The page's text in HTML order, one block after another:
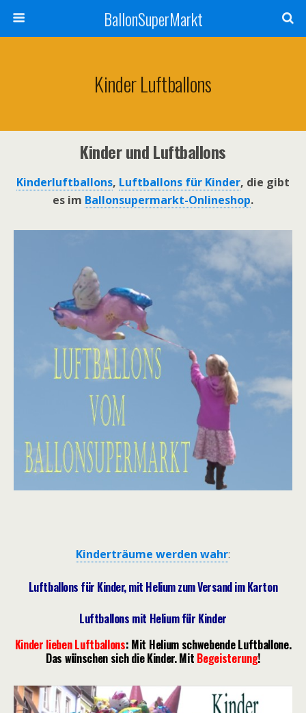
BallonSuperMarkt
Kinder Luftballons
Kinder und Luftballons
Kinderluftballons, Luftballons für Kinder, die gibt
es im Ballonsupermarkt-Onlineshop.
Kinderträume werden wahr:
Luftballons für Kinder, mit Helium zum Versand im Karton
Luftballons mit Helium für Kinder
Kinder lieben Luftballons: Mit Helium schwebende Luftballone.
Das wünschen sich die Kinder. Mit Begeisterung!